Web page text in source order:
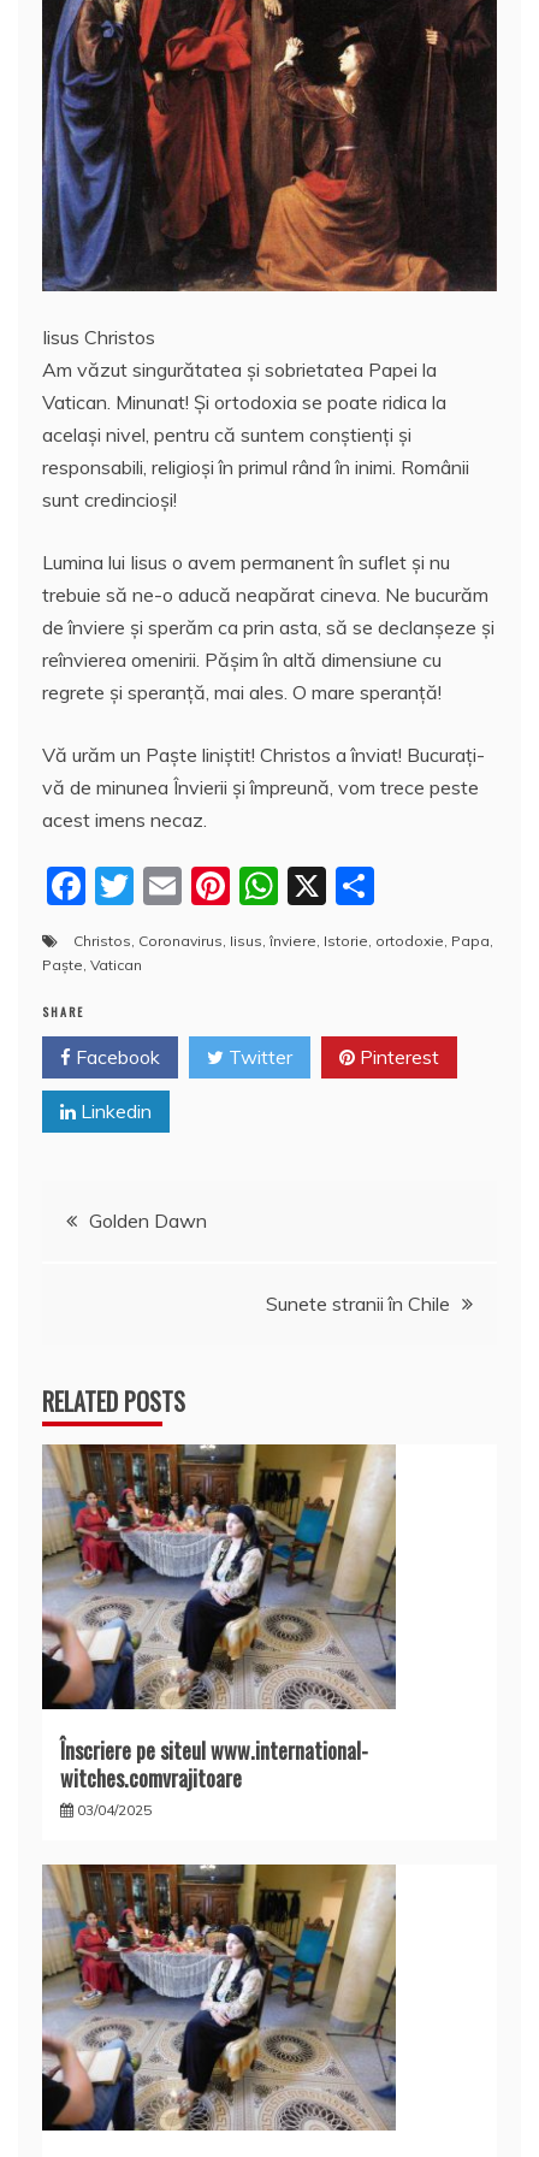
Iisus Christos
Am văzut singurătatea și sobrietatea Papei la
Vatican. Minunat! Și ortodoxia se poate ridica la
același nivel, pentru că suntem conștienți și
responsabili, religioși în primul rând în inimi. Românii
sunt credincioși!
Lumina lui Iisus o avem permanent în suflet și nu
trebuie să ne-o aducă neapărat cineva. Ne bucurăm
de înviere și sperăm ca prin asta, să se declanșeze și
reînvierea omenirii. Pășim în altă dimensiune cu
regrete și speranță, mai ales. O mare speranță!
Vă urăm un Paște liniștit! Christos a înviat! Bucurați-
vă de minunea Învierii și împreună, vom trece peste
acest imens necaz.
F
a
c
b
o
o
T
w
itt
E
m
ai
Pi
nt
er
st
W
h
at
A
p
X
a
rt
e
a
Christos Coronavirus Iisus înviere Istorie ortodoxie Papa
Paşte Vatican
SHARE
Facebook Twitter Pinterest
Linkedin
Navigare
Golden Dawn
Sunete stranii în Chile
RELATED POSTS
Înscriere pe siteul www.international-
witches.comvrajitoare
03/04/2025